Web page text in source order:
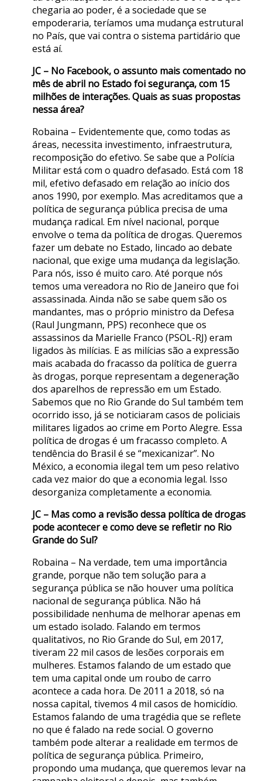
chegaria ao poder, é a sociedade que se
empoderaria, teríamos uma mudança estrutural
no País, que vai contra o sistema partidário que
está aí.
JC – No Facebook, o assunto mais comentado no
mês de abril no Estado foi segurança, com 15
milhões de interações. Quais as suas propostas
nessa área?
Robaina – Evidentemente que, como todas as
áreas, necessita investimento, infraestrutura,
recomposição do efetivo. Se sabe que a Polícia
Militar está com o quadro defasado. Está com 18
mil, efetivo defasado em relação ao início dos
anos 1990, por exemplo. Mas acreditamos que a
política de segurança pública precisa de uma
mudança radical. Em nível nacional, porque
envolve o tema da política de drogas. Queremos
fazer um debate no Estado, lincado ao debate
nacional, que exige uma mudança da legislação.
Para nós, isso é muito caro. Até porque nós
temos uma vereadora no Rio de Janeiro que foi
assassinada. Ainda não se sabe quem são os
mandantes, mas o próprio ministro da Defesa
(Raul Jungmann, PPS) reconhece que os
assassinos da Marielle Franco (PSOL-RJ) eram
ligados às milícias. E as milícias são a expressão
mais acabada do fracasso da política de guerra
às drogas, porque representam a degeneração
dos aparelhos de repressão em um Estado.
Sabemos que no Rio Grande do Sul também tem
ocorrido isso, já se noticiaram casos de policiais
militares ligados ao crime em Porto Alegre. Essa
política de drogas é um fracasso completo. A
tendência do Brasil é se “mexicanizar”. No
México, a economia ilegal tem um peso relativo
cada vez maior do que a economia legal. Isso
desorganiza completamente a economia.
JC – Mas como a revisão dessa política de drogas
pode acontecer e como deve se refletir no Rio
Grande do Sul?
Robaina – Na verdade, tem uma importância
grande, porque não tem solução para a
segurança pública se não houver uma política
nacional de segurança pública. Não há
possibilidade nenhuma de melhorar apenas em
um estado isolado. Falando em termos
qualitativos, no Rio Grande do Sul, em 2017,
tiveram 22 mil casos de lesões corporais em
mulheres. Estamos falando de um estado que
tem uma capital onde um roubo de carro
acontece a cada hora. De 2011 a 2018, só na
nossa capital, tivemos 4 mil casos de homicídio.
Estamos falando de uma tragédia que se reflete
no que é falado na rede social. O governo
também pode alterar a realidade em termos de
política de segurança pública. Primeiro,
propondo uma mudança, que queremos levar na